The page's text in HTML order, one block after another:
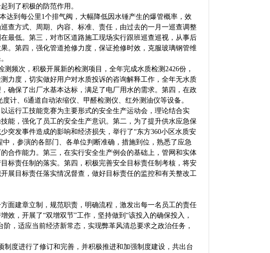
到了积极的防范作用。
到每公里1个排气阀，大幅降低因水锤产生的爆管概率，效
查方式、周期、内容、标准、责任，由过去的一月一巡查调整
最低。第三，对市区道路施工现场实行跟班巡查巡视，从事后
。第四，强化管道抢修力度，保证抢修时效，克服玻璃钢管维
次，积极开展新的检测项目，全年完成水质检测2426份，
力度，切实做好用户对水质投诉的咨询解释工作，全年无水质
确保了出厂水基本达标，满足了电厂用水的需求。第四，在政
计、6通道自动浓缩仪、甲醛检测仪、红外测油仪等设备。
行工技能竞赛为主要形式的安全生产运动会，理论结合实
能，强化了员工的安全生产意识。第二，为了提升供水应急保
突发事件造成的影响和经济损失，举行了“东方360小区水质安
，参演的各部门、各单位判断准确，措施到位，熟悉了应急
合作能力。第三，在实行安全生产例会的基础上，管网和实体
标责任制的落实。第四，积极完善安全目标责任制考核，将安
展目标责任落实情况督查，做好目标责任的监控和有关整改工
建章立制，规范职责，明确流程，激发出每一名员工的责任
，开展了“双增双节”工作，坚持做到“该投入的确保投入，
，适应当前经济新常态，实现弊革风清总要求之政治任务，
度进行了修订和完善，并积极推进和加强制度建设，共出台